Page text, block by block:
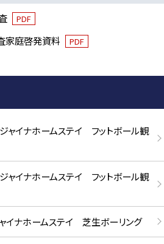
PDF
家庭啓発資料 PDF
ャイナホームステイ フットボール観
ャイナホームステイ フットボール観
ャイナホームステイ 芝生ボーリング